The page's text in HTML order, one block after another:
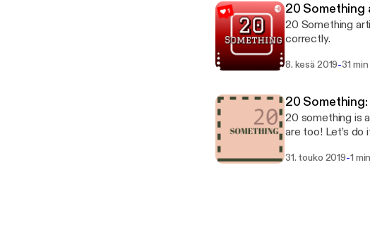
20 Something
20 Something
correctly.
8. kesä 2019-31 min
20
20 something is
are too! Let’s
31. touko 2019-1 min